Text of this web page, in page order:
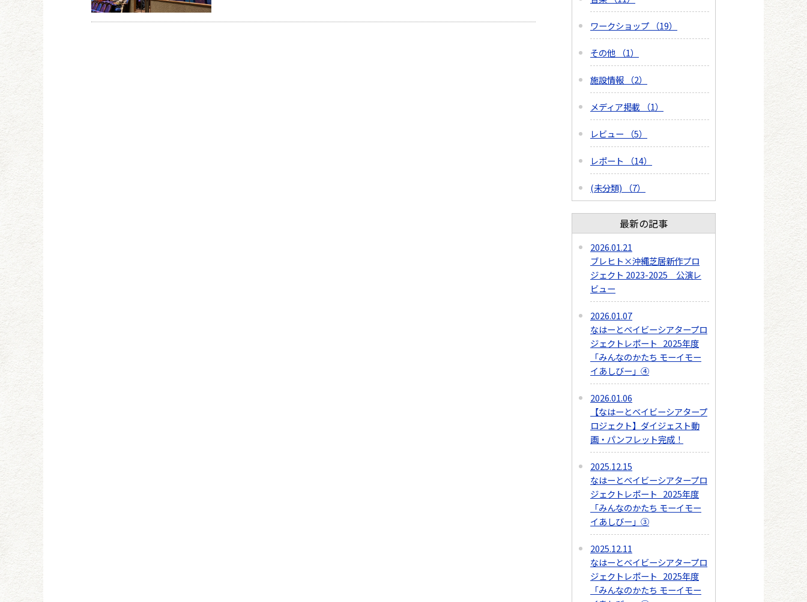
ワークショップ （19）
その他 （1）
施設情報 （2）
メディア掲載 （1）
レビュー （5）
レポート （14）
(未分類) （7）
最新の記事
2026.01.21
ブレヒト×沖縄芝居新作プロ
ジェクト 2023-2025 公演レ
ビュー
2026.01.07
なはーとベイビーシアタープロ
ジェクトレポート 2025年度
「みんなのかたち モーイモー
イあしびー」④
2026.01.06
【なはーとベイビーシアタープ
ロジェクト】ダイジェスト動
画・パンフレット完成！
2025.12.15
なはーとベイビーシアタープロ
ジェクトレポート 2025年度
「みんなのかたち モーイモー
イあしびー」③
2025.12.11
なはーとベイビーシアタープロ
ジェクトレポート 2025年度
「みんなのかたち モーイモー